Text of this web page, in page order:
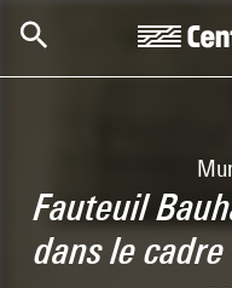
Fauteuil
dans le